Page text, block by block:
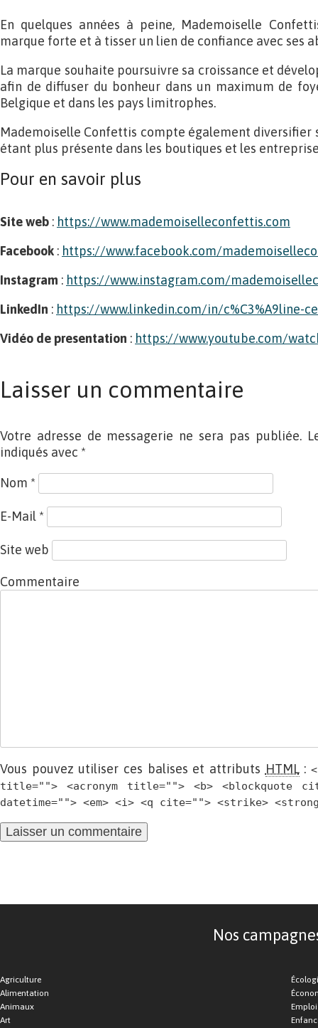
En quelques années à peine, Mademoiselle
marque forte et à tisser un lien de confiance avec ses
La marque souhaite poursuivre sa croissance et
afin de diffuser du bonheur dans un maximum de
Belgique et dans les pays limitrophes.
Mademoiselle Confettis compte également diversifier
étant plus présente dans les boutiques et les
Pour en savoir plus
Site web : https://www.mademoiselleconfettis.com
Facebook : https://www.facebook.com/
Instagram : https://www.instagram.com/
LinkedIn : https://www.linkedin.com/in/c%C3%A9line-
Vidéo de presentation : https://www.youtube.com/
Laisser un commentaire
Votre adresse de messagerie ne sera pas publiée.
indiqués avec *
Nom *
E-Mail *
Site web
Commentaire
Vous pouvez utiliser ces balises et attributs HTML:
title=""> <acronym title=""> <b> <blockquote
datetime=""> <em> <i> <q cite=""> <strike>
Nos
Agriculture
Alimentation
Animaux
Art
Emploi